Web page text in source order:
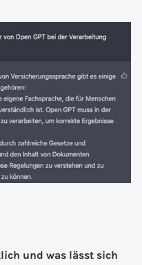
und was lässt sich